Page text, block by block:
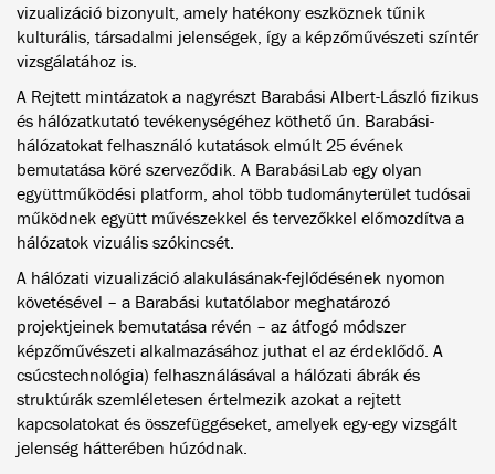
vizualizáció bizonyult, amely hatékony eszköznek tűnik
kulturális, társadalmi jelenségek, így a képzőművészeti színtér
vizsgálatához is.
A Rejtett mintázatok a nagyrészt Barabási Albert-László fizikus
és hálózatkutató tevékenységéhez köthető ún. Barabási-
hálózatokat felhasználó kutatások elmúlt 25 évének
bemutatása köré szerveződik. A BarabásiLab egy olyan
együttműködési platform, ahol több tudományterület tudósai
működnek együtt művészekkel és tervezőkkel előmozdítva a
hálózatok vizuális szókincsét.
A hálózati vizualizáció alakulásának-fejlődésének nyomon
követésével – a Barabási kutatólabor meghatározó
projektjeinek bemutatása révén – az átfogó módszer
képzőművészeti alkalmazásához juthat el az érdeklődő. A
csúcstechnológia) felhasználásával a hálózati ábrák és
struktúrák szemléletesen értelmezik azokat a rejtett
kapcsolatokat és összefüggéseket, amelyek egy-egy vizsgált
jelenség hátterében húzódnak.